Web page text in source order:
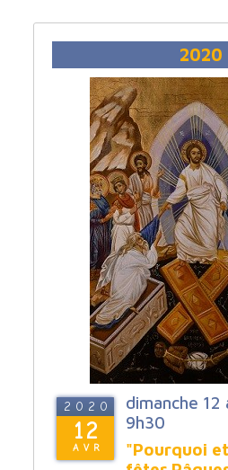
2020
2020
12
AVR
dimanche
9h30
"Pourquoi